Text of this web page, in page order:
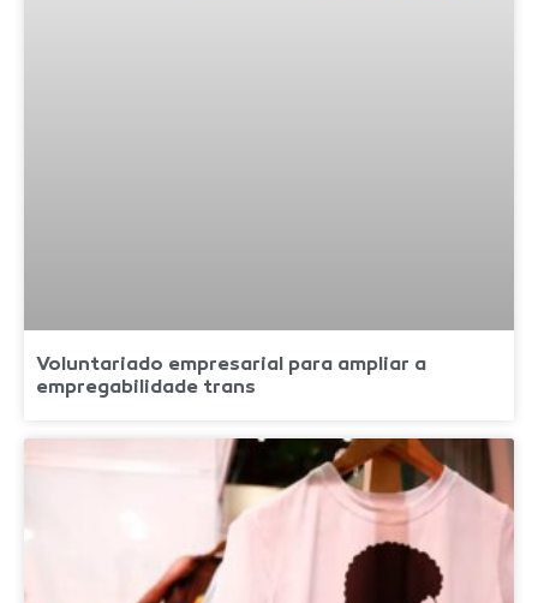
Voluntariado empresarial para ampliar a
empregabilidade trans